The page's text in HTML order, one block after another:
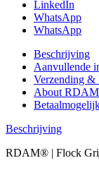
LinkedIn
WhatsApp
WhatsApp
Beschrijving
Aanvullende
Verzending &
About
Beschrijving
RDAM® | Flock